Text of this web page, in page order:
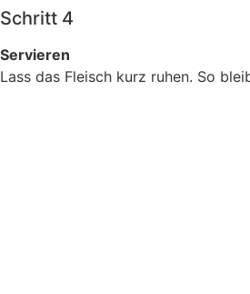
Schritt 4
Servieren
Lass das Fleisch kurz ruhen. So